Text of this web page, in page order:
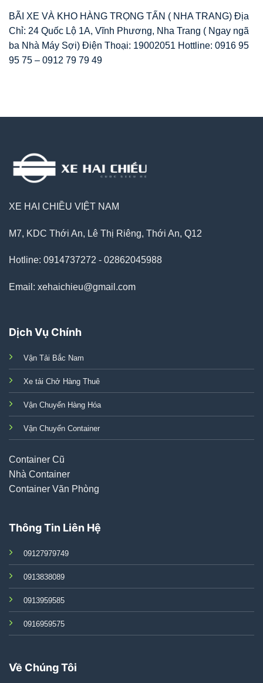
BÃI XE VÀ KHO HÀNG TRỌNG TẤN ( NHA TRANG) Địa
Chỉ: 24 Quốc Lộ 1A, Vĩnh Phương, Nha Trang ( Ngay ngã
ba Nhà Máy Sợi) Điện Thoại: 19002051 Hottline: 0916 95
95 75 – 0912 79 79 49
XE HAI CHIỀU VIỆT NAM
M7, KDC Thới An, Lê Thị Riêng, Thới An, Q12
Hotline: 0914737272 - 02862045988
Email: xehaichieu@gmail.com
Dịch Vụ Chính
Vận Tải Bắc Nam
Xe tải Chở Hàng Thuê
Vận Chuyển Hàng Hóa
Vận Chuyển Container
Container Cũ
Nhà Container
Container Văn Phòng
Thông Tin Liên Hệ
09127979749
0913838089
0913959585
0916959575
Về Chúng Tôi